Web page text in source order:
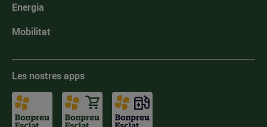
Energia
Mobilitat
Les nostres apps